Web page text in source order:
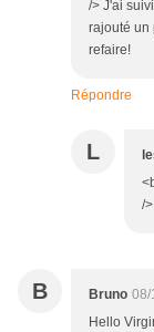
/> J'ai
rajouté un
refaire!
Répondre
L
/
B Bruno 08/
Hello